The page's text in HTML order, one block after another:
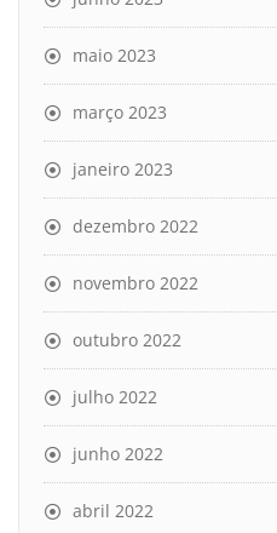
maio 2023
março 2023
janeiro 2023
dezembro 2022
novembro 2022
outubro 2022
julho 2022
junho 2022
abril 2022